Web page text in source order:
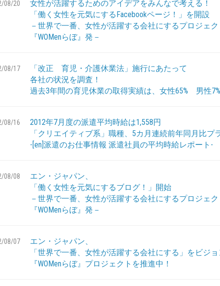
08/20
女性が活躍するためのアイデアをみんなで考える！
「働く女性を元気にするFacebookページ！」を開設
－世界で一番、女性が活躍する会社にするプロジェク
『WOMenらぼ』発－
08/17
「改正 育児・介護休業法」施行にあたって
各社の状況を調査！
過去3年間の育児休業の取得実績は、女性65% 男性7%
08/16
2012年7月度の派遣平均時給は1,558円
「クリエイティブ系」職種、5カ月連続前年同月比プ
-[en]派遣のお仕事情報 派遣社員の平均時給レポート-
08/08
エン・ジャパン、
「働く女性を元気にするブログ！」開始
－世界で一番、女性が活躍する会社にするプロジェク
『WOMenらぼ』発－
08/07
エン・ジャパン、
「世界で一番、女性が活躍する会社にする」をビジ
『WOMenらぼ』プロジェクトを推進中！